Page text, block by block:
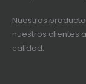
Nuestros
nuestros clientes
calidad.